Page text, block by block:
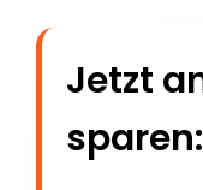
Jetzt
sparen: